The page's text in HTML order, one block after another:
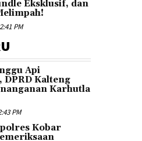
Eksklusif, dan
PM
Api
DPRD Kalteng
Karhutla
PM
Kobar